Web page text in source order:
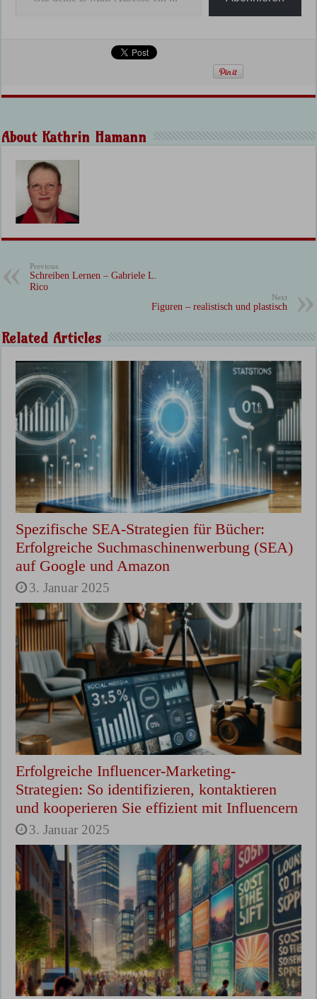
About Kathrin Hamann
Previous
Schreiben Lernen – Gabriele L.
Rico
Next
Figuren – realistisch und plastisch
Related Articles
Spezifische SEA-Strategien für Bücher:
Erfolgreiche Suchmaschinenwerbung (SEA)
auf Google und Amazon
3. Januar 2025
Erfolgreiche Influencer-Marketing-
Strategien: So identifizieren, kontaktieren
und kooperieren Sie effizient mit Influencern
3. Januar 2025